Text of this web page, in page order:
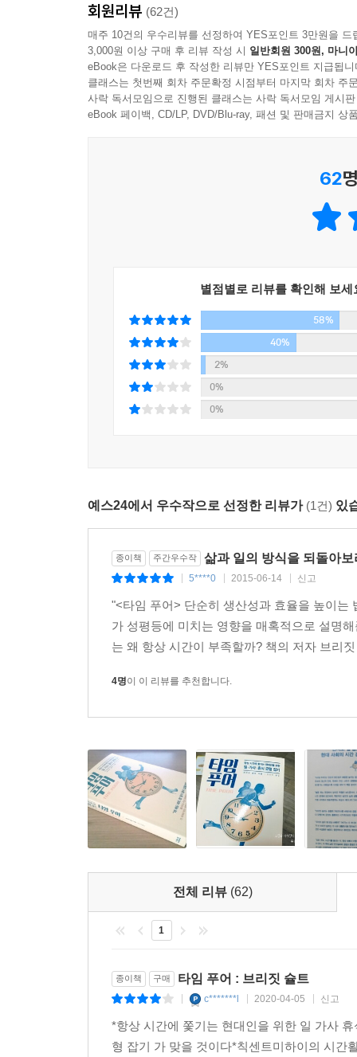
사람들은 바쁘게 살아야 한다는, 아니면 적어도
한다며 바쁨을 자랑하는 것처럼 보였다. 그들은
바쁜지 경쟁하고 있어요. 자신의 지위를 과시하
다들 ‘당신보다 내가 더 바쁘다’고 자랑해요. 자신
사회학자 에드슨 로드리게즈Edson Rodriguez도
고 명령한다. 그리고 사람에게는 사회적 기대에
서 우리의 삶을 정당화합니다. 사회적 기대를 따
에밀리 앤셀Emily Ansell은 좁은 사무실로 나를
란 물방울 하나를 손가락으로 가리켰다. 사진의
었다. 앤셀의 설명에 따르면 그 노란 물방울은 전
다 크고 복잡하다. 간단히 말해서 전전두엽은 사
때, 마음이 급하고 무언가에 쫓길 때 그 노란 물방
---「4장. 시간 스트레스는 뇌도 망가뜨린다」중에
“그럼 의원님이 거부권을 지지했던 건 전업주부
“그래서 성공하셨나요?”
나의 물음에 뷰캐넌은 씁쓸한 웃음을 터뜨렸다. “
나는 슬슬 짜증이 나기 시작했다. “다르게 볼 수
족이라고는 생각지 않거든요.”
자리에서 일어나면서 나는 뷰캐넌에게 그와 셸
“우리에겐 아이가 없었소.”
할 수 없이 라프킨은 지자체의 사회복지과에 연
런히 전화를 걸었지만 10곳 중 9곳은 연결조차 되
것이다. 두 친구가 17년 동안 아이 보는 일을 했고
5주 뒤 캠든은 숨을 거뒀다. 경찰은 사망 원인을
도 전과가 있었다는 사실을 알았다. 내가 라프킨
“이건 바보 같은 짓이죠. 그래도 도저히 버릴 수
을 읽어주면서 시간을 보내곤 한다. “우린 몰랐어
---「6장. 보육제도, 이념 싸움의 희생양이 되다」
추를 바로잡으려고 노력했지만(주로 내가 폭발
듣는다.
그녀는 프랑스 파리에서 ‘시간활용 학술대회’가
세계적인 현상임을 확인한다. 그리고 미국의
인류학자를 만나 ‘정치’와 ‘이념’이 우리의 삶을
사이의 균형을 꾀하는 기업인과 사회 운동가를 만
기나긴 탐구 끝에 브리짓 슐트는 ‘타임 푸어’가 개
집안일을 가정의 구성원들이 합리적으로 분배
《타임 푸어》는 출간 즉시 많은 사람의 공감과
우리의 삶을 조각조각 찢어 놓았음을 보여주고 그
대한 힌트를 주는 책이다.
성평등에 미치는 영향을 매혹적으로 설명해준다
저자
“불꽃 튀는 현장에서 날아온 탁월한 보도문이다
에런라이크, 《긍정의 배신》 저자
“브리짓 슐트는 꼼꼼한 자료조사를 바탕으로 글
적절하다.” _앨리 러셀 혹실드, 《감정노동》 저자
“우리의 삶은 왜 항상 바쁠까? ‘여가’는 다 어
윌리엄 파워스, 《속도에서 깊이로》 저자
“모든 부모, 누군가를 돌보는 이, 항상 바빠서 어
통찰은 현대인의 ‘사는 방식’과 ‘일하는 방식’에
회원리뷰 (62건)
매주 10건의 우수리뷰를 선정하여 YES포인트 3만원을 드
3,000원 이상 구매 후 리뷰 작성 시 일반회원 300원, 마니
eBook은 다운로드 후 작성한 리뷰만 YES포인트 지급됩니
클래스는 첫번째 회차 주문확정 시점부터 마지막 회차 주
사락 독서모임으로 진행된 클래스는 사락 독서모임 게시
eBook 페이백, CD/LP, DVD/Blu-ray, 패션 및 판매금지 상
62
별점별로 리뷰를 확인해 보세
58%
40%
2%
0%
0%
예스24에서 우수작으로 선정한 리뷰가 (1건) 있
종이책 주간우수작 삶과 일의 방식을 되돌아보
5****0 2015-06-14 신고
"<타임 푸어> 단순히 생산성과 효율을 높이는
가 성평등에 미치는 영향을 매혹적으로 설명
는 왜 항상 시간이 부족할까? 책의 저자 브리
4명이 이 리뷰를 추천합니다.
전체 리뷰 (62)
1
종이책 구매 타임 푸어 : 브리짓 슐트
c*******l 2020-04-05 신고
*항상 시간에 쫓기는 현대인을 위한 일 가사
형 잡기 가 맞을 것이다*칙센트미하이의 시간